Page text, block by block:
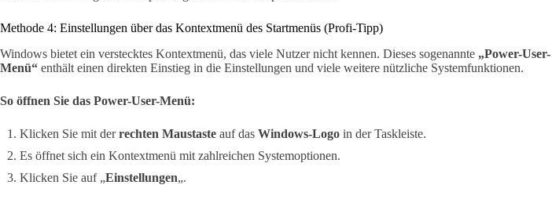
Methode 4: Einstellungen über das Kontextmenü des Startmenüs (Profi-Tipp)
Windows bietet ein verstecktes Kontextmenü, das viele Nutzer nicht kennen. Dieses sogenannte „Power-User-
Menü“ enthält einen direkten Einstieg in die Einstellungen und viele weitere nützliche Systemfunktionen.
So öffnen Sie das Power-User-Menü:
Klicken Sie mit derrechten Maustaste auf das Windows-Logo in der Taskleiste.
Es öffnet sich ein Kontextmenü mit zahlreichen Systemoptionen.
Klicken Sie auf „Einstellungen„.